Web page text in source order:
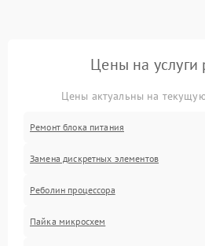
Цены на услуги
Цены актуальны на
Ремонт блока питания
Замена дискретных элементов
Реболин процессора
Пайка микросхем